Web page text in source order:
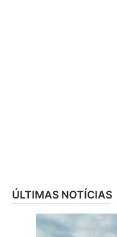
ÚLTIMAS NOTÍCIAS